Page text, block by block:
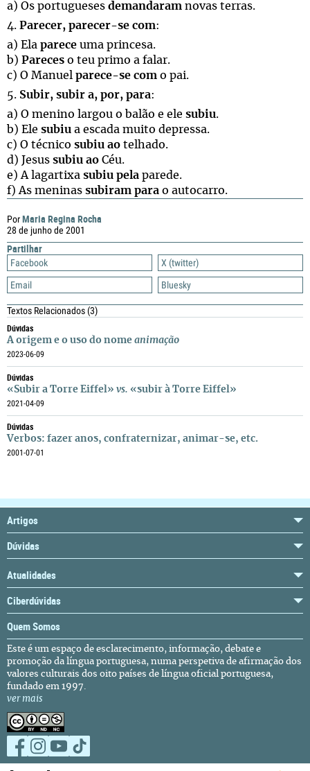
PorMaria Regina Rocha
28 de junho de 2001
Partilhar
Facebook
X (twitter)
Email
Bluesky
Textos Relacionados(3)
Dúvidas
A origem e o uso do nome animação
2023-06-09
Dúvidas
«Subir a Torre Eiffel» vs. «subir à Torre Eiffel»
2021-04-09
Dúvidas
Verbos: fazer anos, confraternizar, animar-se, etc.
2001-07-01
a) Os portugueses demandaram novas terras.
4. Parecer, parecer-se com:
a) Ela parece uma princesa.
b) Pareces o teu primo a falar.
c) O Manuel parece-se com o pai.
5. Subir, subir a, por, para:
a) O menino largou o balão e ele subiu.
b) Ele subiu a escada muito depressa.
c) O técnico subiu ao telhado.
d) Jesus subiu ao Céu.
e) A lagartixa subiu pela parede.
f) As meninas subiram para o autocarro.
Artigos
Dúvidas
Atualidades
Ciberdúvidas
Quem Somos
Este é um espaço de esclarecimento, informação, debate e
promoção da língua portuguesa, numa perspetiva de afirmação dos
valores culturais dos oito países de língua oficial portuguesa,
fundado em 1997.
ver mais